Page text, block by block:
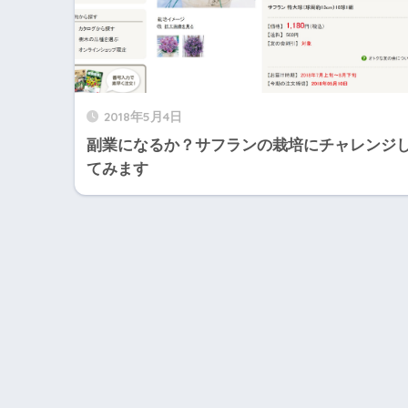
2018年5月4日
副業になるか？サフランの栽培にチャレンジ
てみます